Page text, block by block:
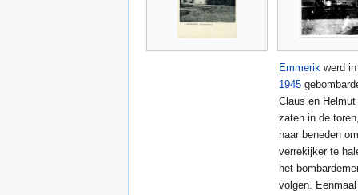
Emmerik werd
1945
Claus en
zaten in de
naar beneden
verrekijker te
het
volgen. Eenmaal